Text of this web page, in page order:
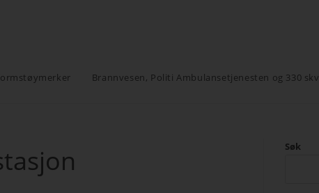
Brannvesen, Politi Ambulansetjenesten og 330 skv
Søk